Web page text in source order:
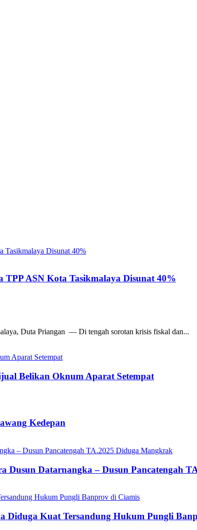
ASN Kota Tasikmalaya Disunat 40%
Duta Priangan — Di tengah sorotan krisis fiskal dan...
Belikan Oknum Aparat Setempat
Kedepan
Dusun Datarnangka – Dusun Pancatengah
Diduga Kuat Tersandung Hukum Pungli